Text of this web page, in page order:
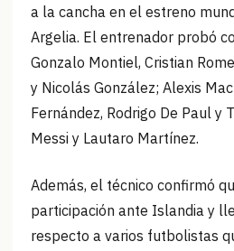
a la cancha en el estreno
Argelia. El entrenador probó
Gonzalo Montiel, Cristian
y Nicolás González; Alexis
Fernández, Rodrigo De Paul y
Messi y Lautaro Martínez.
Además, el técnico confirmó
participación ante Islandia y
respecto a varios futbolistas